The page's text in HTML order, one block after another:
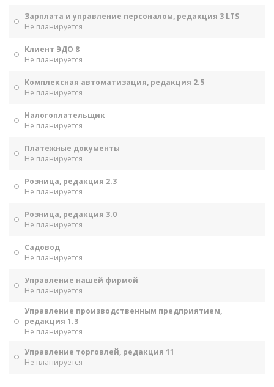
Зарплата и управление персоналом, редакция 3 LTS
Не планируется
Клиент ЭДО 8
Не планируется
Комплексная автоматизация, редакция 2.5
Не планируется
Налогоплательщик
Не планируется
Платежные документы
Не планируется
Розница, редакция 2.3
Не планируется
Розница, редакция 3.0
Не планируется
Садовод
Не планируется
Управление нашей фирмой
Не планируется
Управление производственным предприятием,
редакция 1.3
Не планируется
Управление торговлей, редакция 11
Не планируется